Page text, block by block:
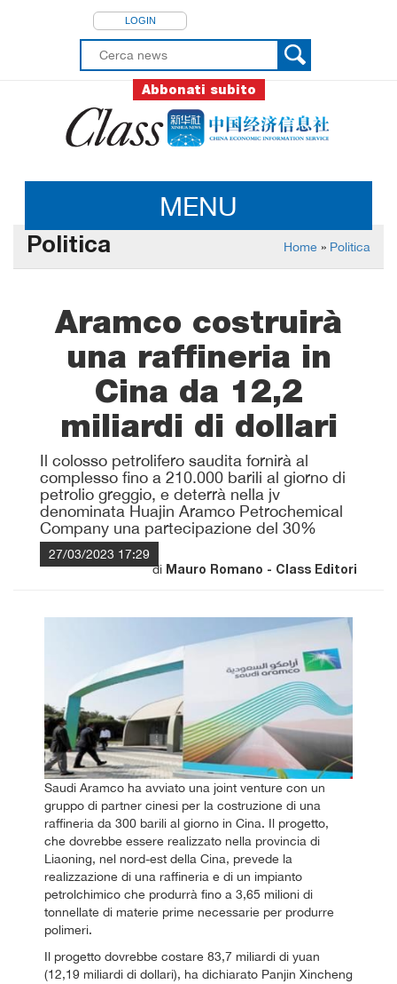
LOGIN
Abbonati subito
MENU
Politica Home » Politica
Aramco costruirà
una raffineria in
Cina da 12,2
miliardi di dollari
Il colosso petrolifero saudita fornirà al
complesso fino a 210.000 barili al giorno di
petrolio greggio, e deterrà nella jv
denominata Huajin Aramco Petrochemical
Company una partecipazione del 30%
27/03/2023 17:29
di Mauro Romano - Class Editori
Saudi Aramco ha avviato una joint venture con un
gruppo di partner cinesi per la costruzione di una
raffineria da 300 barili al giorno in Cina. Il progetto,
che dovrebbe essere realizzato nella provincia di
Liaoning, nel nord-est della Cina, prevede la
realizzazione di una raffineria e di un impianto
petrolchimico che produrrà fino a 3,65 milioni di
tonnellate di materie prime necessarie per produrre
polimeri.
Il progetto dovrebbe costare 83,7 miliardi di yuan
(12,19 miliardi di dollari), ha dichiarato Panjin Xincheng